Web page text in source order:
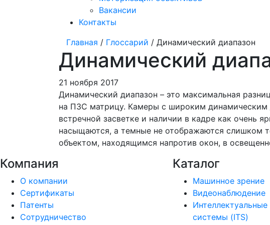
Вакансии
Контакты
Главная / Глоссарий / Динамический диапазон
Динамический
21 ноября 2017
Динамический диапазон – это максимальная
на ПЗС матрицу. Камеры с широким динамическим
встречной засветке и наличии в кадре как очень
насыщаются, а темные не отображаются слишком
объектом, находящимся напротив окон, в
Компания
О компании
Сертификаты
Патенты
Сотрудничество
Каталог
Машинное зрение
Видеонаблюдение
системы (ITS)